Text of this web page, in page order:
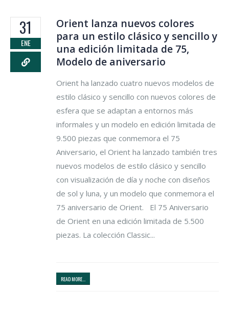
31
ENE
Orient lanza nuevos colores
para un estilo clásico y sencillo y
una edición limitada de 75,
Modelo de aniversario
Orient ha lanzado cuatro nuevos modelos de
estilo clásico y sencillo con nuevos colores de
esfera que se adaptan a entornos más
informales y un modelo en edición limitada de
9.500 piezas que conmemora el 75
Aniversario, el Orient ha lanzado también tres
nuevos modelos de estilo clásico y sencillo
con visualización de día y noche con diseños
de sol y luna, y un modelo que conmemora el
75 aniversario de Orient. El 75 Aniversario
de Orient en una edición limitada de 5.500
piezas. La colección Classic...
READ MORE...